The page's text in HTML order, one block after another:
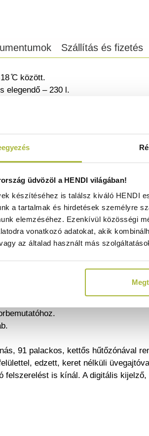
üdvözöl a HENDI világában!
készítéséhez is találsz kiváló HENDI
a tartalmak és hirdetések személyre
elemzéséhez. Ezenkívül közösségi
vonatkozó adatokat, akik
az általad használt más
Szállítás és fizetés
̊C között.
elegendő – 230 l.
a páratartalom-ingadozásnak.
termosztát.
hőmérsékletek állíthatók be.
egyaránt alkalmas.
bevonattal.
acél fogantyúval.
ellátva.
támogatja.
termosztát.
a Fahrenheitre való
ellenállnak a páratartalom-
91 palackos, kettős hűtőzónával
edzett, keret nélküli
felszerelést is kínál. A digitális